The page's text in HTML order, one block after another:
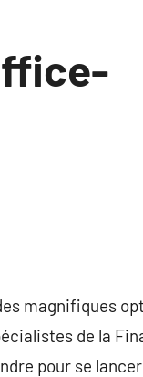
magnifiques
de la
pour se